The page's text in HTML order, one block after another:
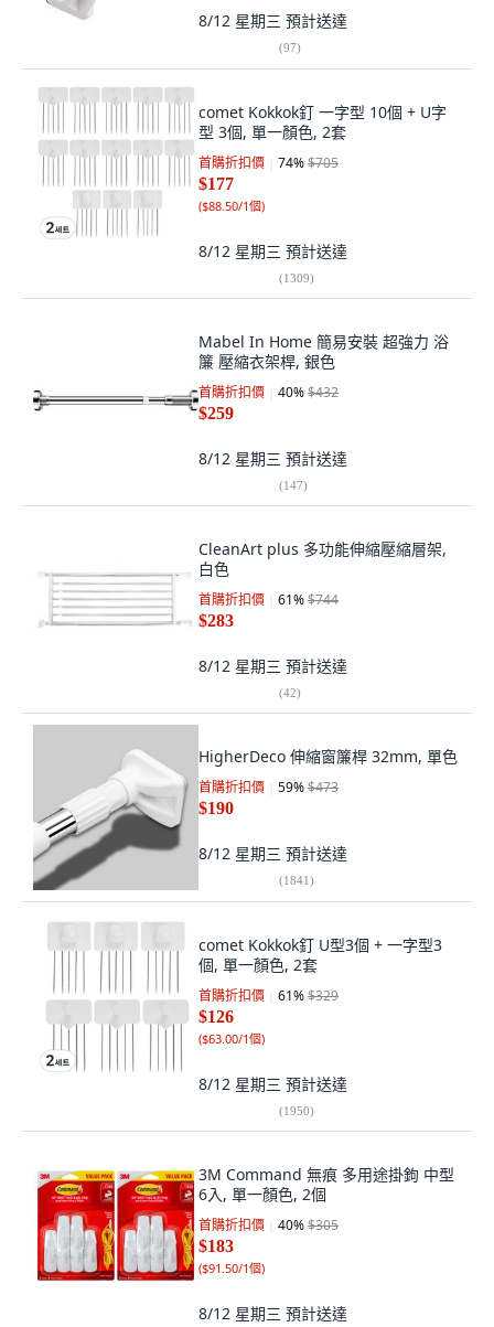
8/12 星期三 預計送達
(97)
comet Kokkok釘 一字型 10個 + U字
型 3個, 單一顏色, 2套
首購折扣價 74%$705
$177
($88.50/1個)
8/12 星期三 預計送達
(1309)
Mabel In Home 簡易安裝 超強力 浴
簾 壓縮衣架桿, 銀色
首購折扣價 40%$432
$259
8/12 星期三 預計送達
(147)
CleanArt plus 多功能伸縮壓縮層架,
白色
首購折扣價 61%$744
$283
8/12 星期三 預計送達
(42)
HigherDeco 伸縮窗簾桿 32mm, 單色
首購折扣價 59%$473
$190
8/12 星期三 預計送達
(1841)
comet Kokkok釘 U型3個 + 一字型3
個, 單一顏色, 2套
首購折扣價 61%$329
$126
($63.00/1個)
8/12 星期三 預計送達
(1950)
3M Command 無痕 多用途掛鉤 中型
6入, 單一顏色, 2個
首購折扣價 40%$305
$183
($91.50/1個)
8/12 星期三 預計送達